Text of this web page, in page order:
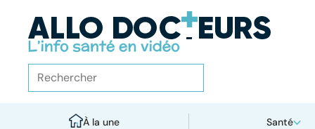
À la une Santé